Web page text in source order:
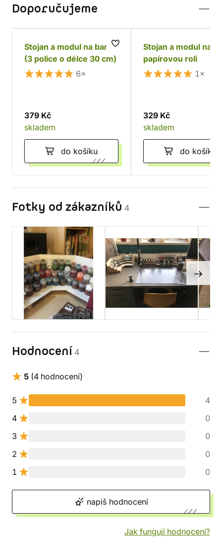
Doporučujeme
Stojan a modul na barvy
(3 police o délce 30 cm)
6×
379 Kč
skladem
do košíku
Stojan a modul na
papírovou roli
1×
329 Kč
skladem
do košíku
Fotky od zákazníků 4
Hodnocení 4
5 (4 hodnocení)
5
4
4
0
3
0
2
0
1
0
napiš hodnocení
Jak fungují hodnocení?